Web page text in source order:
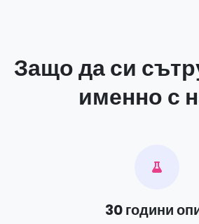
Защо да си
именно с
30 години